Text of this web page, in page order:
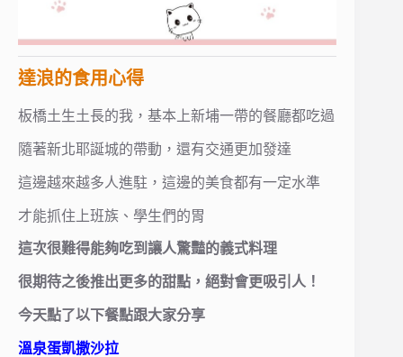
達浪的食用心得
板橋土生土長的我，基本上新埔一帶的餐廳都吃過
隨著新北耶誕城的帶動，還有交通更加發達
這邊越來越多人進駐，這邊的美食都有一定水準
才能抓住上班族、學生們的胃
這次很難得能夠吃到讓人驚豔的義式料理
很期待之後推出更多的甜點，絕對會更吸引人！
今天點了以下餐點跟大家分享
溫泉蛋凱撒沙拉